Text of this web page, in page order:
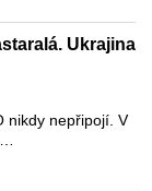
Ukrajina
nikdy nepřipojí. V